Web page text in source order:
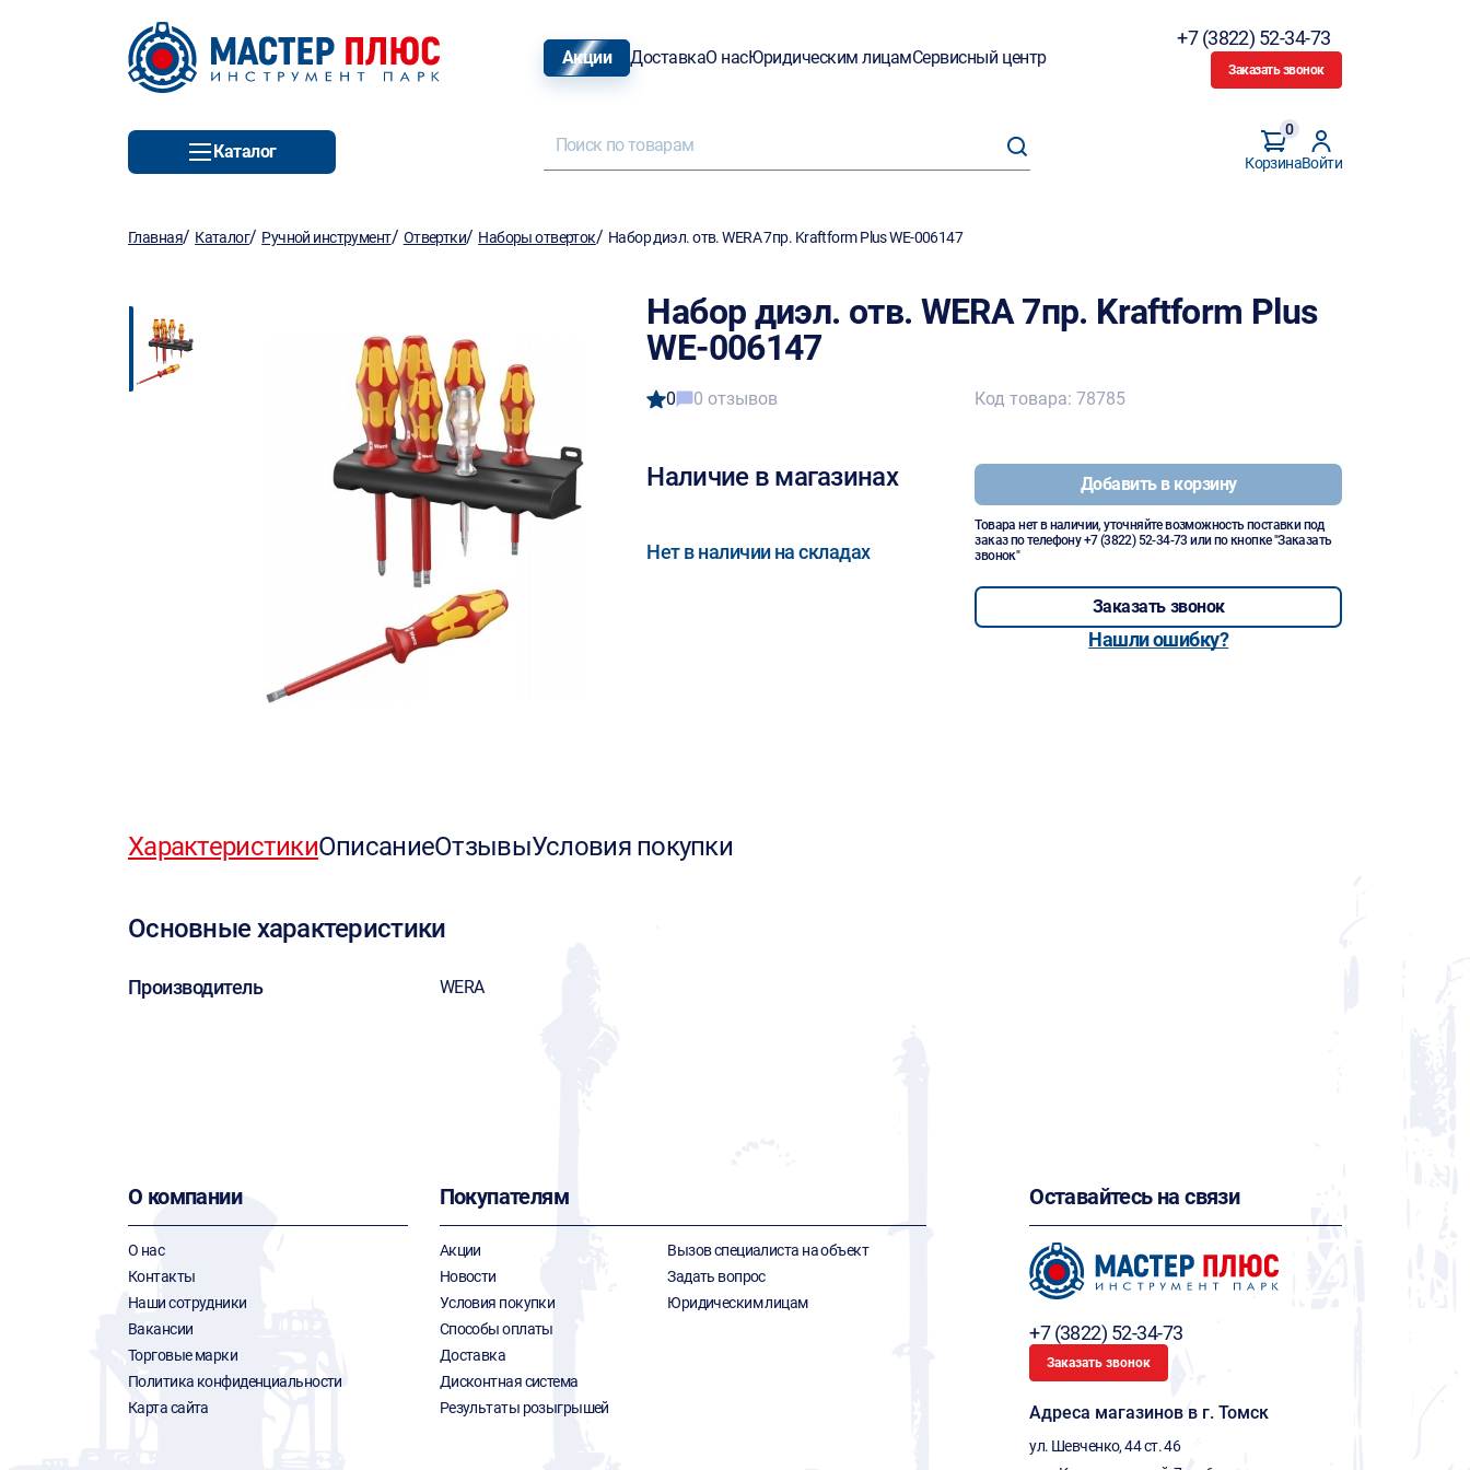
Акции ДоставкаО насЮридическим лицамСервисный центр
+7 (3822) 52-34-73
Заказать звонок
Каталог
Корзина
0
Войти
Главная/ Каталог/ Ручной инструмент/ Отвертки/ Наборы отверток/ Набор диэл. отв. WERA 7пр. Kraftform Plus WE-006147
Набор диэл. отв. WERA 7пр. Kraftform Plus
WE-006147
0 0 отзывов
Наличие в магазинах
Нет в наличии на складах
Код товара: 78785
Добавить в корзину
Товара нет в наличии, уточняйте возможность поставки под
заказ по телефону+7 (3822) 52-34-73 или по кнопке "Заказать
звонок"
Заказать звонок
Нашли ошибку?
ХарактеристикиОписаниеОтзывыУсловия покупки
Основные характеристики
Производитель WERA
О компании
О нас
Контакты
Наши сотрудники
Вакансии
Торговые марки
Политика конфиденциальности
Карта сайта
Покупателям
Акции
Новости
Условия покупки
Способы оплаты
Доставка
Дисконтная система
Результаты розыгрышей
Вызов специалиста на объект
Задать вопрос
Юридическим лицам
Оставайтесь на связи
+7 (3822) 52-34-73
Заказать звонок
Адреса магазинов в г. Томск
ул. Шевченко, 44 ст. 46